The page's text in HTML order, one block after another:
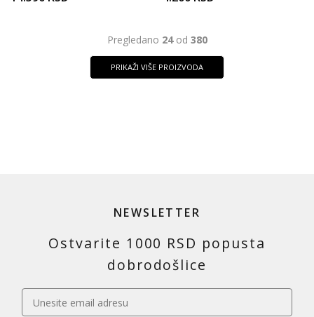
Pregledano 24od 380
PRIKAŽI VIŠE PROIZVODA
NEWSLETTER
Ostvarite 1000 RSD popusta
dobrodošlice